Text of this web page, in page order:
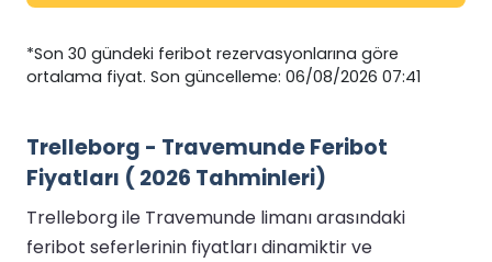
*Son 30 gündeki feribot rezervasyonlarına göre
ortalama fiyat. Son güncelleme: 06/08/2026 07:41
Trelleborg - Travemunde Feribot
Fiyatları ( 2026 Tahminleri)
Trelleborg ile Travemunde limanı arasındaki
feribot seferlerinin fiyatları dinamiktir ve